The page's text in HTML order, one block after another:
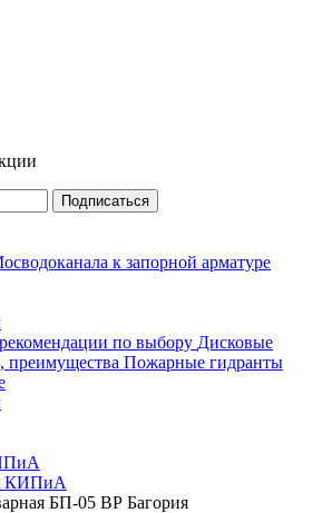
Подписаться
к запорной арматуре
по выбору Дисковые
преимущества Пожарные гидранты
КИПиА
БП-05 ВР Багория